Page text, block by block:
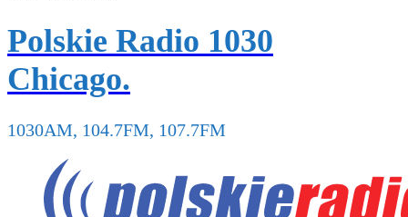
Polskie Radio 1030
Chicago.
1030AM, 104.7FM, 107.7FM